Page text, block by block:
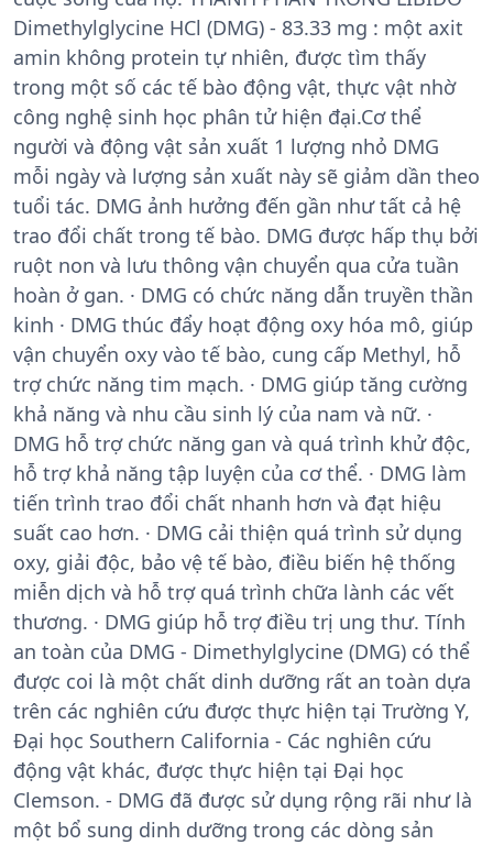
Dimethylglycine HCl (DMG) - 83.33 mg : một axit
amin không protein tự nhiên, được tìm thấy
trong một số các tế bào động vật, thực vật nhờ
công nghệ sinh học phân tử hiện đại.Cơ thể
người và động vật sản xuất 1 lượng nhỏ DMG
mỗi ngày và lượng sản xuất này sẽ giảm dần theo
tuổi tác. DMG ảnh hưởng đến gần như tất cả hệ
trao đổi chất trong tế bào. DMG được hấp thụ bởi
ruột non và lưu thông vận chuyển qua cửa tuần
hoàn ở gan. · DMG có chức năng dẫn truyền thần
kinh · DMG thúc đẩy hoạt động oxy hóa mô, giúp
vận chuyển oxy vào tế bào, cung cấp Methyl, hỗ
trợ chức năng tim mạch. · DMG giúp tăng cường
khả năng và nhu cầu sinh lý của nam và nữ. ·
DMG hỗ trợ chức năng gan và quá trình khử độc,
hỗ trợ khả năng tập luyện của cơ thể. · DMG làm
tiến trình trao đổi chất nhanh hơn và đạt hiệu
suất cao hơn. · DMG cải thiện quá trình sử dụng
oxy, giải độc, bảo vệ tế bào, điều biến hệ thống
miễn dịch và hỗ trợ quá trình chữa lành các vết
thương. · DMG giúp hỗ trợ điều trị ung thư. Tính
an toàn của DMG - Dimethylglycine (DMG) có thể
được coi là một chất dinh dưỡng rất an toàn dựa
trên các nghiên cứu được thực hiện tại Trường Y,
Đại học Southern California - Các nghiên cứu
động vật khác, được thực hiện tại Đại học
Clemson. - DMG đã được sử dụng rộng rãi như là
một bổ sung dinh dưỡng trong các dòng sản